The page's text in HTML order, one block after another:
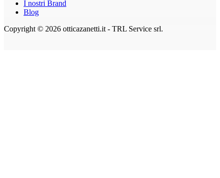
I nostri Brand
Blog
Copyright © 2026 otticazanetti.it - TRL Service srl.